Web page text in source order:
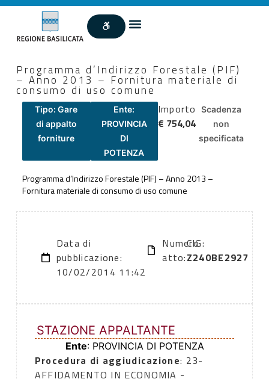
Programma d’Indirizzo Forestale (PIF)
– Anno 2013 – Fornitura materiale di
consumo di uso comune
Tipo: Gare
di appalto
forniture
Ente:
PROVINCIA
DI
POTENZA
Importo
€ 754,04
Scadenza
non
specificata
Programma d’Indirizzo Forestale (PIF) – Anno 2013 –
Fornitura materiale di consumo di uso comune
Data di
pubblicazione:
10/02/2014 11:42
Numero
atto:
CIG:
Z240BE2927
STAZIONE APPALTANTE
Ente: PROVINCIA DI POTENZA
Procedura di aggiudicazione: 23-
AFFIDAMENTO IN ECONOMIA -